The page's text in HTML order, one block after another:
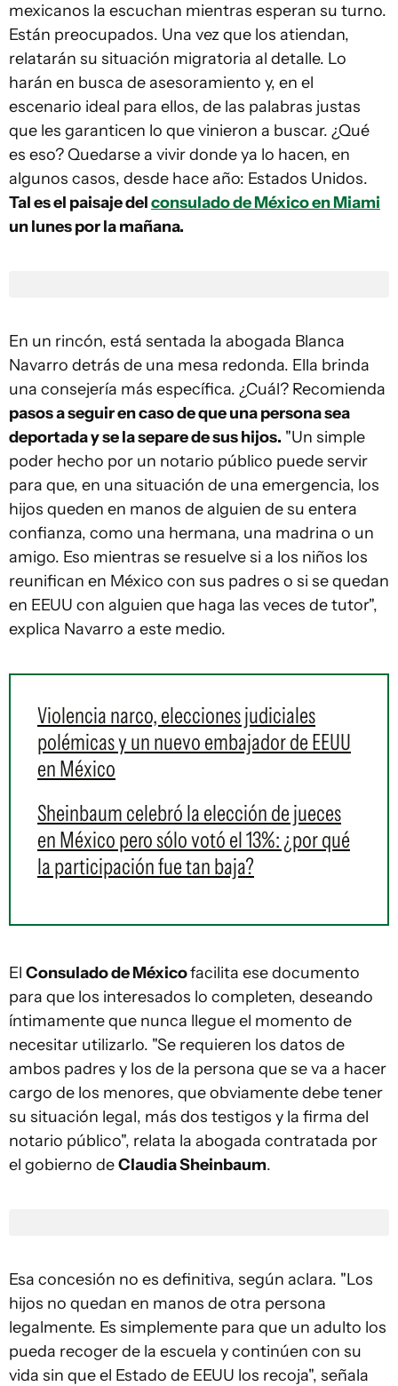
mexicanos la escuchan mientras esperan su turno.
Están preocupados. Una vez que los atiendan,
relatarán su situación migratoria al detalle. Lo
harán en busca de asesoramiento y, en el
escenario ideal para ellos, de las palabras justas
que les garanticen lo que vinieron a buscar. ¿Qué
es eso? Quedarse a vivir donde ya lo hacen, en
algunos casos, desde hace año: Estados Unidos.
Tal es el paisaje delconsulado de México en Miami
un lunes por la mañana.
En un rincón, está sentada la abogada Blanca
Navarro detrás de una mesa redonda. Ella brinda
una consejería más específica. ¿Cuál? Recomienda
pasos a seguir en caso de que una persona sea
deportada y se la separe de sus hijos. "Un simple
poder hecho por un notario público puede servir
para que, en una situación de una emergencia, los
hijos queden en manos de alguien de su entera
confianza, como una hermana, una madrina o un
amigo. Eso mientras se resuelve si a los niños los
reunifican en México con sus padres o si se quedan
en EEUU con alguien que haga las veces de tutor",
explica Navarro a este medio.
Violencia narco, elecciones judiciales
polémicas y un nuevo embajador de EEUU
en México
Sheinbaum celebró la elección de jueces
en México pero sólo votó el 13%: ¿por qué
la participación fue tan baja?
El Consulado de Méxicofacilita ese documento
para que los interesados lo completen, deseando
íntimamente que nunca llegue el momento de
necesitar utilizarlo. "Se requieren los datos de
ambos padres y los de la persona que se va a hacer
cargo de los menores, que obviamente debe tener
su situación legal, más dos testigos y la firma del
notario público", relata la abogada contratada por
el gobierno deClaudia Sheinbaum.
Esa concesión no es definitiva, según aclara. "Los
hijos no quedan en manos de otra persona
legalmente. Es simplemente para que un adulto los
pueda recoger de la escuela y continúen con su
vida sin que el Estado de EEUU los recoja", señala